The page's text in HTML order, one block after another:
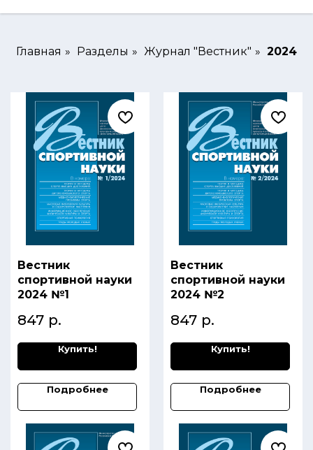
Главная » Разделы » Журнал "Вестник" » 2024
Вестник
спортивной науки
2024 №1
847 р.
Купить!
Подробнее
Вестник
спортивной науки
2024 №2
847 р.
Купить!
Подробнее